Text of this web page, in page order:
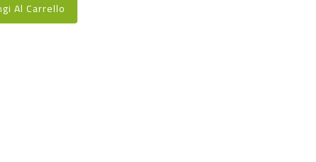
Al Carrello